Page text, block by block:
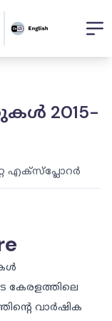
2015-
എക്സ്പ്ലോറർ
കേരളത്തിലെ
വാർഷിക